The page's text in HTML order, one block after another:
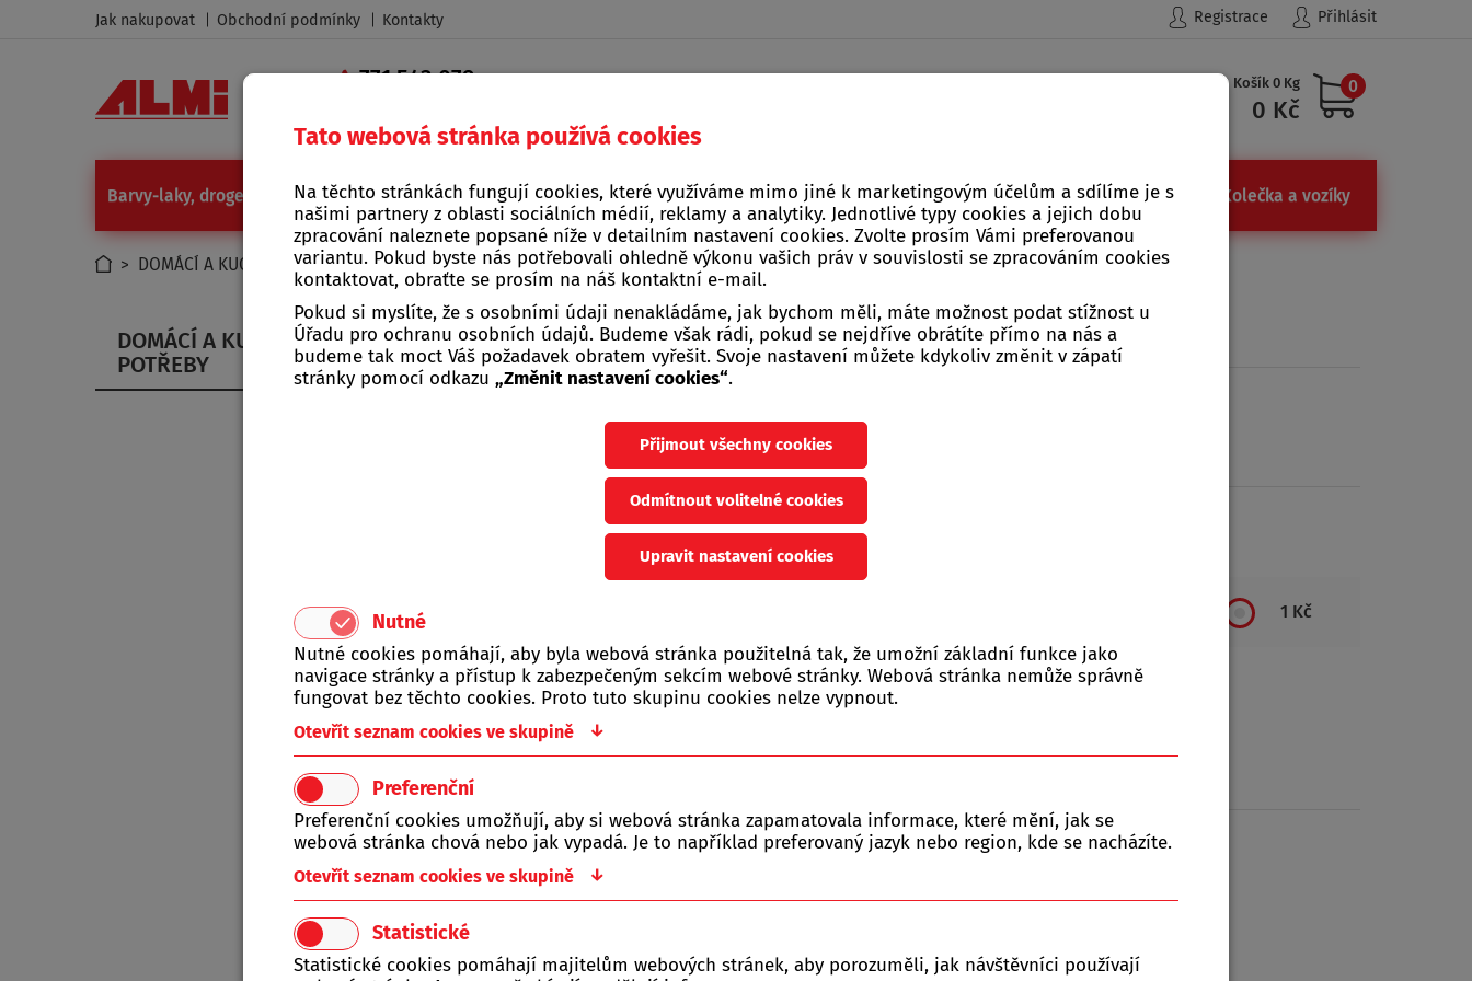
Tato webová stránka používá cookies
Na těchto stránkách fungují cookies, které využíváme mimo jiné k marketingovým účelům a sdílíme je s
našimi partnery z oblasti sociálních médií, reklamy a analytiky. Jednotlivé typy cookies a jejich dobu
zpracování naleznete popsané níže v detailním nastavení cookies. Zvolte prosím Vámi preferovanou
variantu. Pokud byste nás potřebovali ohledně výkonu vašich práv v souvislosti se zpracováním cookies
kontaktovat, obraťte se prosím na náš kontaktní e-mail.
Pokud si myslíte, že s osobními údaji nenakládáme, jak bychom měli, máte možnost podat stížnost u
Úřadu pro ochranu osobních údajů. Budeme však rádi, pokud se nejdříve obrátíte přímo na nás a
budeme tak moct Váš požadavek obratem vyřešit. Svoje nastavení můžete kdykoliv změnit v zápatí
stránky pomocí odkazu „Změnit nastavení cookies“.
Přijmout všechny cookies
Odmítnout volitelné cookies
Upravit nastavení cookies
Nutné
Nutné cookies pomáhají, aby byla webová stránka použitelná tak, že umožní základní funkce jako
navigace stránky a přístup k zabezpečeným sekcím webové stránky. Webová stránka nemůže správně
fungovat bez těchto cookies. Proto tuto skupinu cookies nelze vypnout.
Otevřít seznam cookies ve skupině ↓
Preferenční
Preferenční cookies umožňují, aby si webová stránka zapamatovala informace, které mění, jak se
webová stránka chová nebo jak vypadá. Je to například preferovaný jazyk nebo region, kde se nacházíte.
Otevřít seznam cookies ve skupině ↓
Statistické
Statistické cookies pomáhají majitelům webových stránek, aby porozuměli, jak návštěvníci používají
Jak nakupovat Obchodní podmínky Kontakty Registrace Přihlásit
771 543 079 Košík 0 Kg
0 Kč
0
Barvy-laky, drogerie Camping a grilování Dílna, stavba, zahrada
Domácí a kuchyňské
potřeby
Žebříky, štafle, schůdky Železářství, kamna Kolečka a vozíky
> DOMÁCÍ A KUCHYŇSKÉ POTŘEBY>KUCHYNĚ >Pečení>Formičky na cukroví>Formičky na vosí hnízda
DOMÁCÍ A KUCHYŇSKÉ
POTŘEBY
Počet zobrazených produktů:
1 Kč
Produkty řazeny dle:
A-Z
Tato kategorie je prázdná.